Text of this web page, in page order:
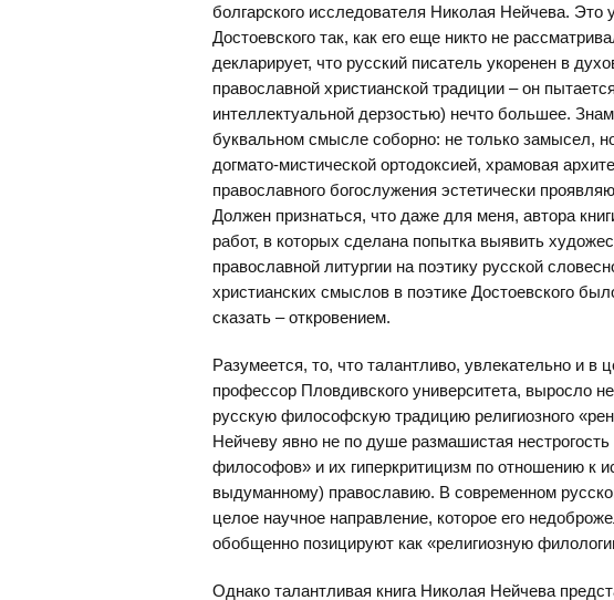
болгарского исследователя Николая Нейчева. Это
Достоевского так, как его еще никто не
декларирует, что русский писатель укоренен в
православной христианской традиции – он
интеллектуальной дерзостью) нечто большее.
буквальном смысле соборно: не только замысел,
догмато-мистической ортодоксией, храмовая
православного богослужения эстетически
Должен признаться, что даже для меня, автора
работ, в которых сделана попытка выявить
православной литургии на поэтику русской
христианских смыслов в поэтике Достоевского
сказать – откровением.
Разумеется, то, что талантливо, увлекательно и в
профессор Пловдивского университета, выросло
русскую философскую традицию религиозного
Нейчеву явно не по душе размашистая
философов» и их гиперкритицизм по отношению к
выдуманному) православию. В современном
целое научное направление, которое его
обобщенно позицируют как «религиозную
Однако талантливая книга Николая Нейчева